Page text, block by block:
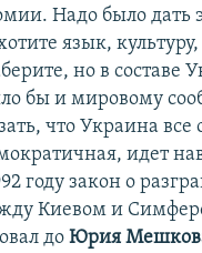
Надо было дать
язык, культуру,
но в составе
бы и мировому
что Украина все
идет
году закон о
Киевом и
до Юрия